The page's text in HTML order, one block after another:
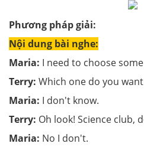
Phương pháp giải:
Nội dung bài nghe:
Maria: I need to choose
Terry: Which one do you
Maria: I don't know.
Terry: Oh look! Science club,
Maria: No I don't.